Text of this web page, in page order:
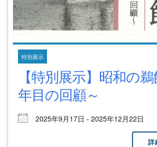
特別展示
【特別展示】昭和の
年目の回顧～
2025年9月17日 - 2025年12月22日
詳